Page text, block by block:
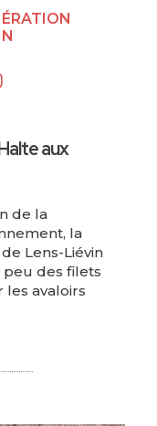
aux
de la
la
Lens-Liévin
des filets
avaloirs